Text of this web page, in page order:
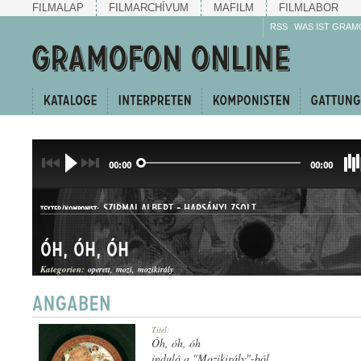
FILMALAP FILMARCHÍVUM MAFILM FILMLABOR
RSS WAS IST
00:00 00:00
TEXTER/KOMPONIST: SZIRMAI ALBERT-HARSÁNYI ZSOLT
Óh, óh, óh
Kategorien: operett mozi mozikirály
Titel:
Óh, óh, óh